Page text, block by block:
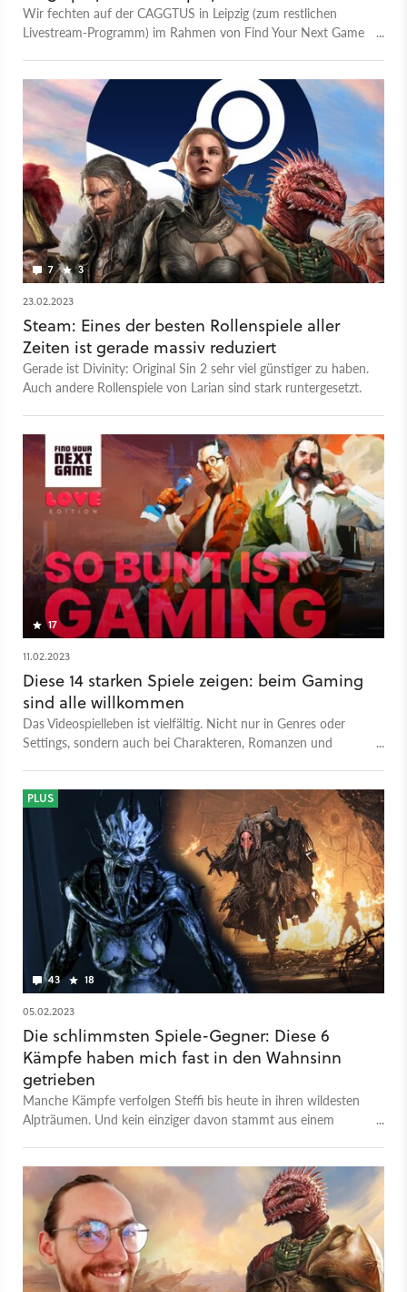
Wir fechten auf der CAGGTUS in Leipzig (zum restlichen
Livestream-Programm) im Rahmen von Find Your Next Game
ist die Videoversion unseres GameStar Podcasts. - Zum Artikel
samt Podcast-Version - Alle Folgen des GameStar Podcasts -
GameStar Podcast bei Apple Podcasts - GameStar Podcast bei
Spotify - GameStar Podcast bei Podcast Addict Mehr
Videotalks findet ihr auf bei GameStar Talk - auch auf
Youtube.
7 3
23.02.2023
Steam: Eines der besten Rollenspiele aller
Zeiten ist gerade massiv reduziert
Gerade ist Divinity: Original Sin 2 sehr viel günstiger zu haben.
Auch andere Rollenspiele von Larian sind stark runtergesetzt.
17
11.02.2023
Diese 14 starken Spiele zeigen: beim Gaming
sind alle willkommen
Das Videospielleben ist vielfältig. Nicht nur in Genres oder
Settings, sondern auch bei Charakteren, Romanzen und
43 18
PLUS
05.02.2023
Die schlimmsten Spiele-Gegner: Diese 6
Kämpfe haben mich fast in den Wahnsinn
getrieben
Manche Kämpfe verfolgen Steffi bis heute in ihren wildesten
Alpträumen. Und kein einziger davon stammt aus einem